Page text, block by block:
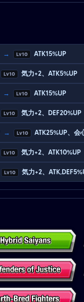
→ Lv10 ATK15%UP
Lv10 気力+2、ATK5%UP
→ Lv10 ATK15%UP
Lv10 気力+2、DEF20%UP
→ Lv10 ATK25%UP、会
Lv10 気力+2、ATK10%UP
Lv10 気力+2、